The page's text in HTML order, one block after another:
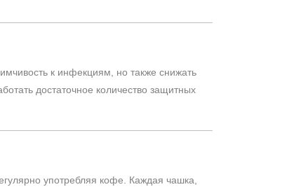
к инфекциям, но также снижать
достаточное количество защитных
употребляя кофе. Каждая чашка,